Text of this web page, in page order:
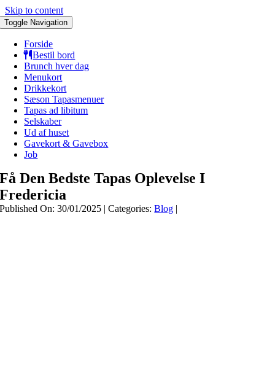
Skip to content
Toggle Navigation
Forside
Bestil bord
Brunch hver dag
Menukort
Drikkekort
Sæson Tapasmenuer
Tapas ad libitum
Selskaber
Ud af huset
Gavekort & Gavebox
Job
Få Den Bedste Tapas Oplevelse I
Fredericia
Published On: 30/01/2025 |Categories:Blog |